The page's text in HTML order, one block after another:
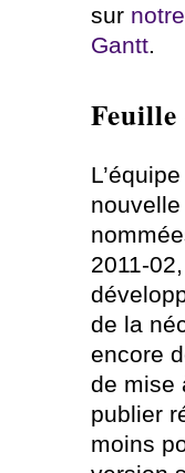
sur
Gantt.
2011-
de la
encore
de mise
publier
moins